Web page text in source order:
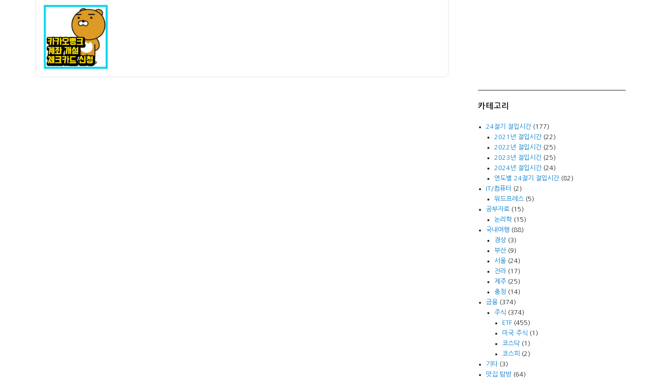
자
카테고리
24절기 절입시간 (177)
2021년 절입시간(22)
2022년 절입시간(25)
2023년 절입시간(25)
2024년 절입시간(24)
연도별 24절기 절입시간(82)
IT/컴퓨터
(2)
워드프레스(5)
공부자료 (15)
논리학(15)
국내여행 (88)
경상(3)
부산(9)
서울(24)
전라(17)
제주(25)
충청 (14)
금융 (374)
주식 (374)
ETF(455)
미국 주식 (1)
코스닥(1)
코스피
(2)
기타 (3)
맛집 탐방 (64)